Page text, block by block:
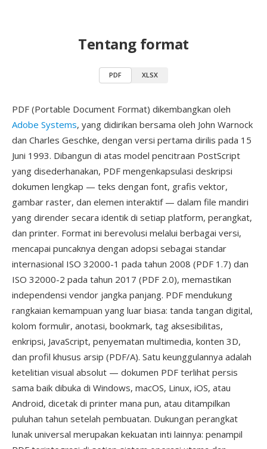
Tentang format
PDF XLSX
PDF (Portable Document Format) dikembangkan oleh
Adobe Systems, yang didirikan bersama oleh John Warnock
dan Charles Geschke, dengan versi pertama dirilis pada 15
Juni 1993. Dibangun di atas model pencitraan PostScript
yang disederhanakan, PDF mengenkapsulasi deskripsi
dokumen lengkap — teks dengan font, grafis vektor,
gambar raster, dan elemen interaktif — dalam file mandiri
yang dirender secara identik di setiap platform, perangkat,
dan printer. Format ini berevolusi melalui berbagai versi,
mencapai puncaknya dengan adopsi sebagai standar
internasional ISO 32000-1 pada tahun 2008 (PDF 1.7) dan
ISO 32000-2 pada tahun 2017 (PDF 2.0), memastikan
independensi vendor jangka panjang. PDF mendukung
rangkaian kemampuan yang luar biasa: tanda tangan digital,
kolom formulir, anotasi, bookmark, tag aksesibilitas,
enkripsi, JavaScript, penyematan multimedia, konten 3D,
dan profil khusus arsip (PDF/A). Satu keunggulannya adalah
ketelitian visual absolut — dokumen PDF terlihat persis
sama baik dibuka di Windows, macOS, Linux, iOS, atau
Android, dicetak di printer mana pun, atau ditampilkan
puluhan tahun setelah pembuatan. Dukungan perangkat
lunak universal merupakan kekuatan inti lainnya: penampil